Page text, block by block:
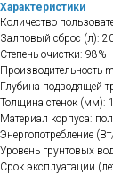
Характеристики
Количество
Залповый сброс (л):
Степень очистки: 98%
Производительность
Глубина подводящей
Толщина стенок (мм):
Материал корпуса:
Энергопотребление
Уровень грунтовых
Срок эксплуатации